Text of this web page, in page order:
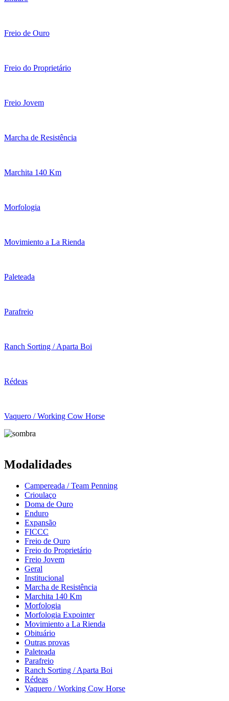
Freio de Ouro
Freio do Proprietário
Freio Jovem
Marcha de Resistência
Marchita 140 Km
Morfologia
Movimiento a La Rienda
Paleteada
Parafreio
Ranch Sorting / Aparta Boi
Rédeas
Vaquero / Working Cow Horse
Modalidades
Campereada / Team Penning
Crioulaço
Doma de Ouro
Enduro
Expansão
FICCC
Freio de Ouro
Freio do Proprietário
Freio Jovem
Geral
Institucional
Marcha de Resistência
Marchita 140 Km
Morfologia
Morfologia Expointer
Movimiento a La Rienda
Obituário
Outras provas
Paleteada
Parafreio
Ranch Sorting / Aparta Boi
Rédeas
Vaquero / Working Cow Horse